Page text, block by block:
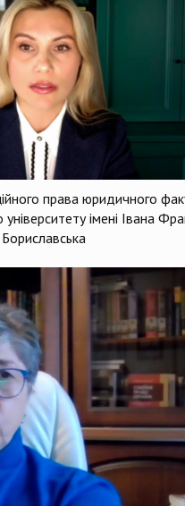
права юридичного
університету імені Івана